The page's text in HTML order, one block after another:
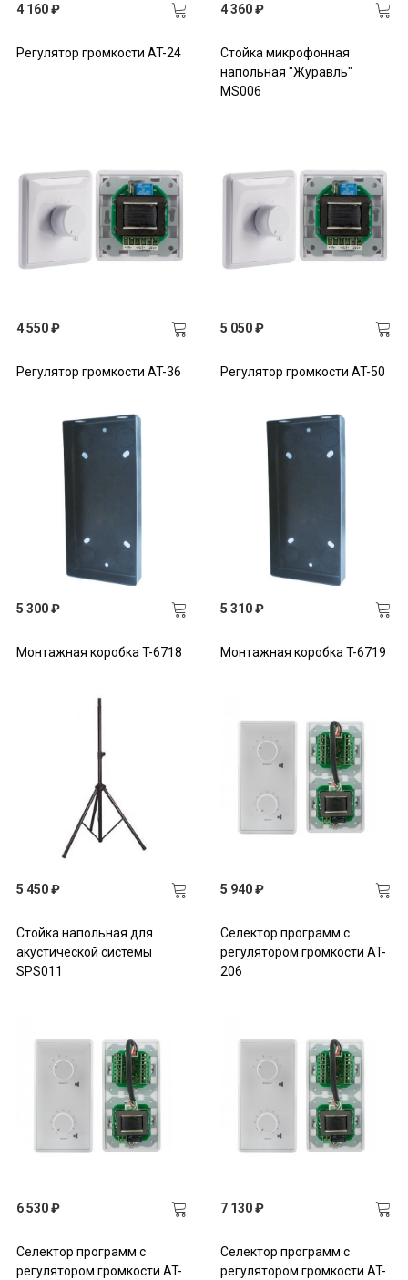
4 160 ₽
Регулятор громкости AT-24
4 360 ₽
Стойка микрофонная
напольная "Журавль"
MS006
4 550 ₽
Регулятор громкости AT-36
5 050 ₽
Регулятор громкости AT-50
5 300 ₽
Монтажная коробка T-6718
5 310 ₽
Монтажная коробка T-6719
5 450 ₽
Стойка напольная для
акустической системы
SPS011
5 940 ₽
Селектор программ с
регулятором громкости AT-
206
6 530 ₽
Селектор программ с
регулятором громкости AT-
7 130 ₽
Селектор программ с
регулятором громкости AT-